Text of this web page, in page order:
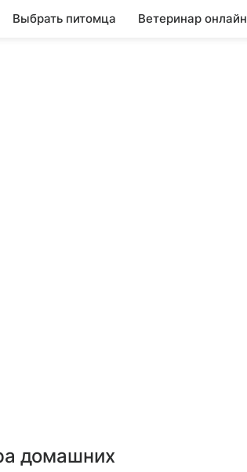
Выбрать питомца Ветеринар онлайн
домашних